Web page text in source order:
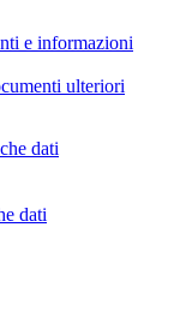
e informazioni
ulteriori
dati
dati